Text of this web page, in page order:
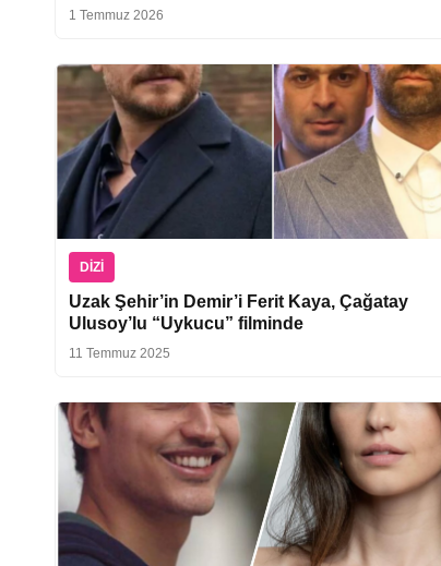
1 Temmuz 2026
DIZI
Uzak Şehir’in Demir’i Ferit Kaya, Çağatay
Ulusoy’lu “Uykucu” filminde
11 Temmuz 2025